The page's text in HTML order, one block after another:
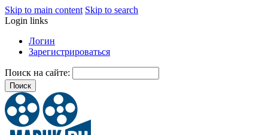
Skip to main content Skip to search
Login links
Логин
Зарегистрироваться
Поиск на сайте: